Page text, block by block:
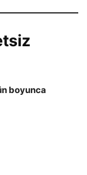
boyunca